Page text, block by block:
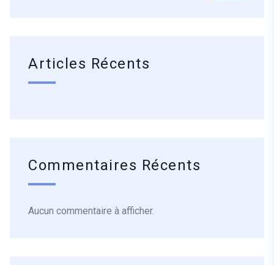
Articles Récents
Commentaires Récents
Aucun commentaire à afficher.